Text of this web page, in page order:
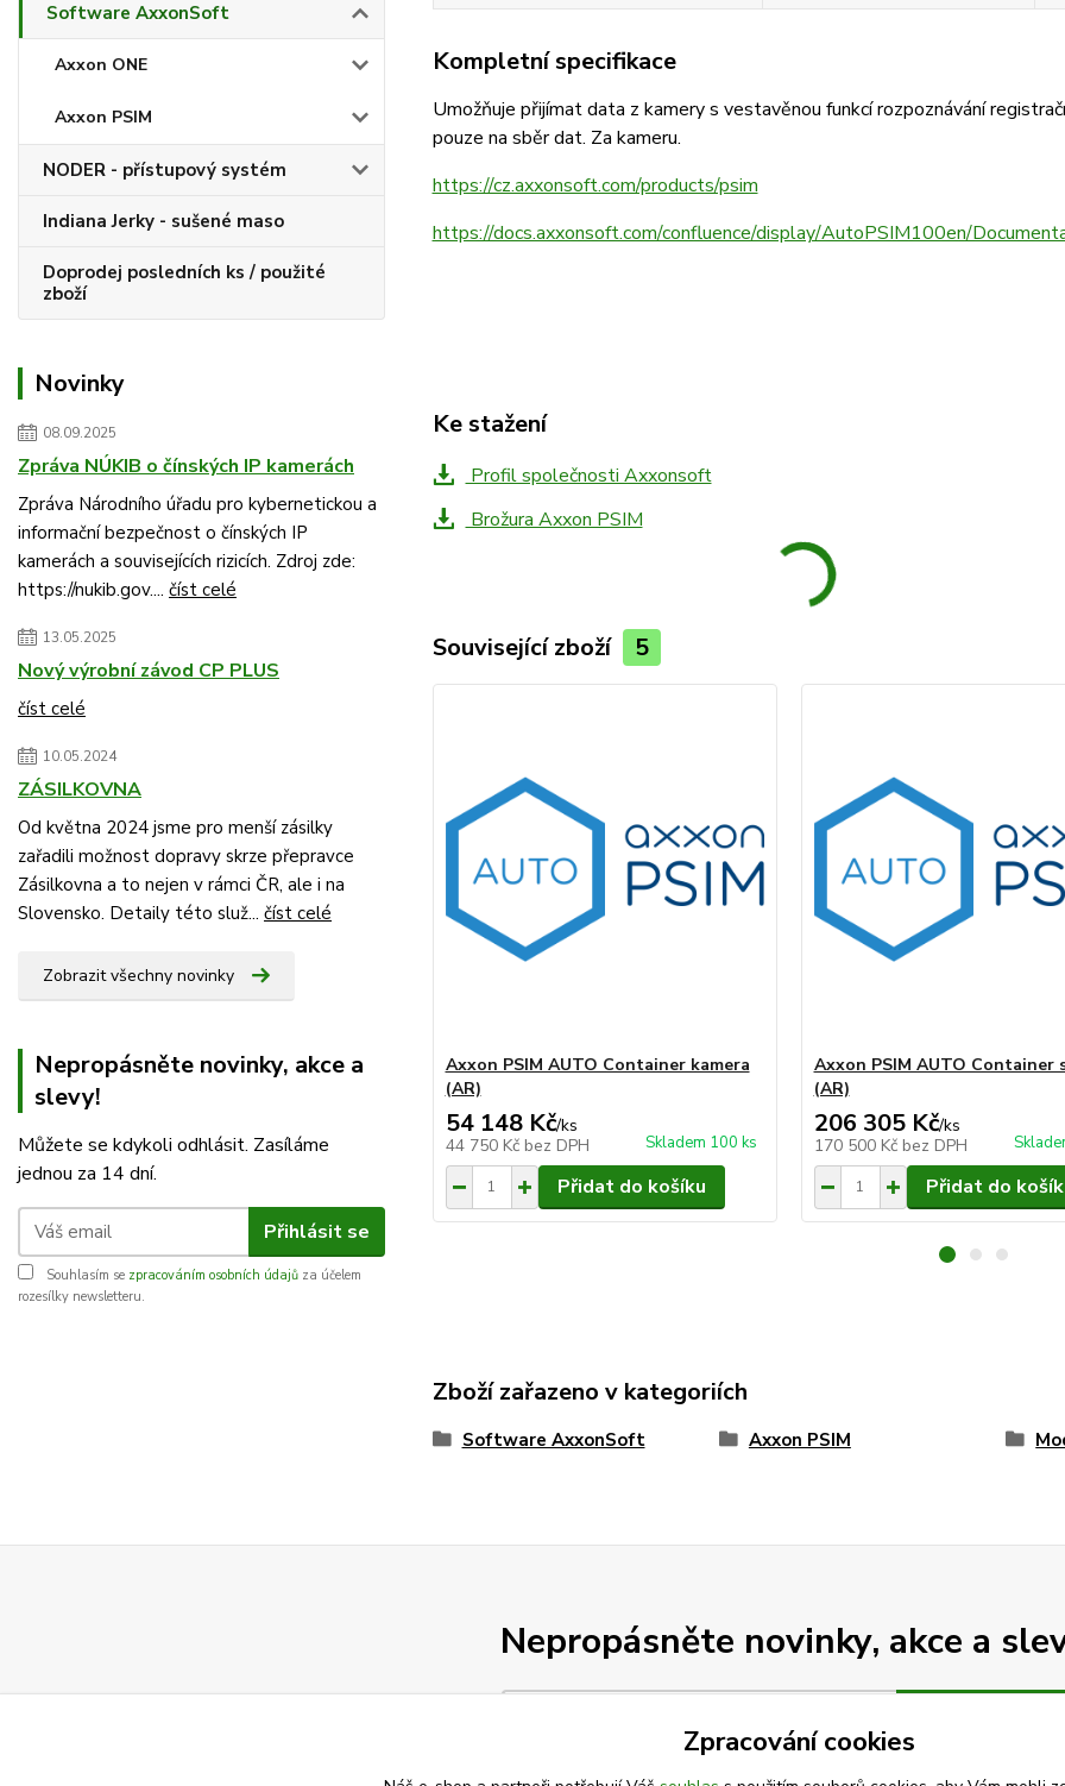
Software AxxonSoft
Axxon ONE
Axxon PSIM
NODER - přístupový systém
Indiana Jerky - sušené maso
Doprodej posledních ks / použité
zboží
Novinky
08.09.2025
Zpráva NÚKIB o čínských IP kamerách
Zpráva Národního úřadu pro kybernetickou a
informační bezpečnost o čínských IP
kamerách a souvisejících rizicích. Zdroj zde:
https://nukib.gov.... číst celé
13.05.2025
Nový výrobní závod CP PLUS
číst celé
10.05.2024
ZÁSILKOVNA
Od května 2024 jsme pro menší zásilky
zařadili možnost dopravy skrze přepravce
Zásilkovna a to nejen v rámci ČR, ale i na
Slovensko. Detaily této služ... číst celé
Zobrazit všechny novinky
Nepropásněte novinky, akce a
slevy!
Můžete se kdykoli odhlásit. Zasíláme
jednou za 14 dní.
Přihlásit se
Souhlasím se zpracováním osobních údajů za účelem
rozesílky newsletteru.
Kompletní specifikace
Umožňuje přijímat data z kamery s vestavěnou funkcí rozpoznávání
pouze na sběr dat. Za kameru.
https://cz.axxonsoft.com/products/psim
https://docs.axxonsoft.com/confluence/display/AutoPSIM100en/
Ke stažení
Profil společnosti Axxonsoft
Brožura Axxon PSIM
Související zboží 5
Axxon PSIM AUTO Container kamera
(AR)
54 148 Kč/ks
44 750 Kč bez DPH Skladem 100 ks
Přidat do košíku
Axxon PSIM AUTO Container
(AR)
206 305 Kč/ks
170 500 Kč bez DPH
Přidat do
Zboží zařazeno v kategoriích
Software AxxonSoft Axxon PSIM
Nepropásněte novinky, akce a
Zpracování cookies